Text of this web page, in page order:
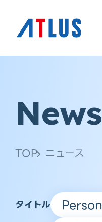
News
TOP ニュース
タイトル